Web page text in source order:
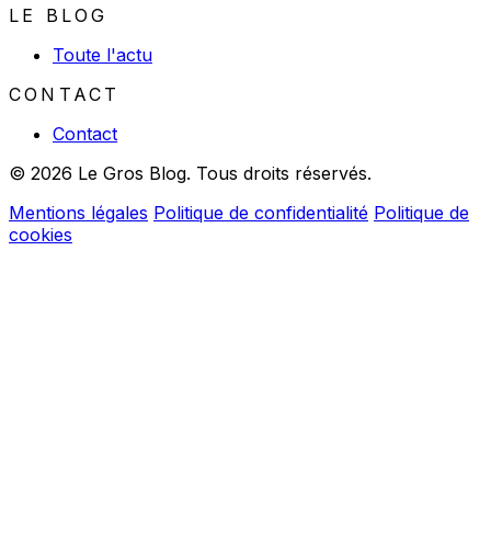
LE BLOG
Toute l'actu
CONTACT
Contact
© 2026 Le Gros Blog. Tous droits réservés.
Mentions légales Politique de confidentialité Politique de
cookies